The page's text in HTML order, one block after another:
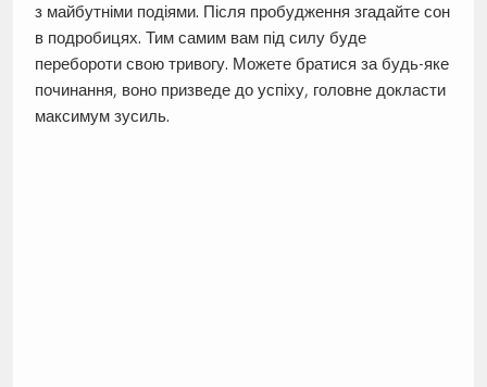
з майбутніми подіями. Після пробудження згадайте сон
в подробицях. Тим самим вам під силу буде
перебороти свою тривогу. Можете братися за будь-яке
починання, воно призведе до успіху, головне докласти
максимум зусиль.